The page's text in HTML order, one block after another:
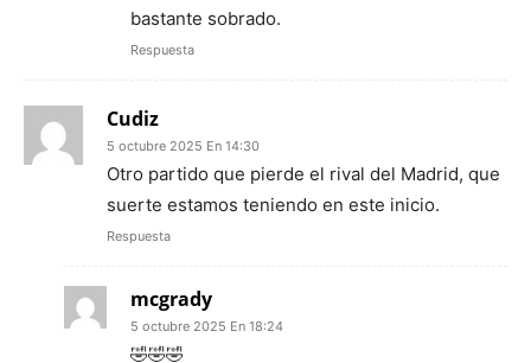
bastante sobrado.
Respuesta
Cudiz
5 octubre 2025 En 14:30
Otro partido que pierde el rival del Madrid, que
suerte estamos teniendo en este inicio.
Respuesta
mcgrady
5 octubre 2025 En 18:24
🤣🤣🤣